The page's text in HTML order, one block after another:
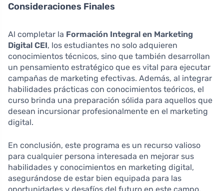
Consideraciones Finales
Al completar la Formación Integral en Marketing
Digital CEI, los estudiantes no solo adquieren
conocimientos técnicos, sino que también desarrollan
un pensamiento estratégico que es vital para ejecutar
campañas de marketing efectivas. Además, al integrar
habilidades prácticas con conocimientos teóricos, el
curso brinda una preparación sólida para aquellos que
desean incursionar profesionalmente en el marketing
digital.
En conclusión, este programa es un recurso valioso
para cualquier persona interesada en mejorar sus
habilidades y conocimientos en marketing digital,
asegurándose de estar bien equipada para las